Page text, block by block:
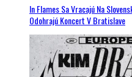
In Flames Sa Vracajú Na
Odohrajú Koncert V Bratislave